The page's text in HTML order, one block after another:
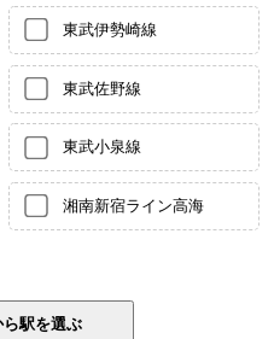
東武伊勢崎線
東武佐野線
東武小泉線
湘南新宿ライン高海